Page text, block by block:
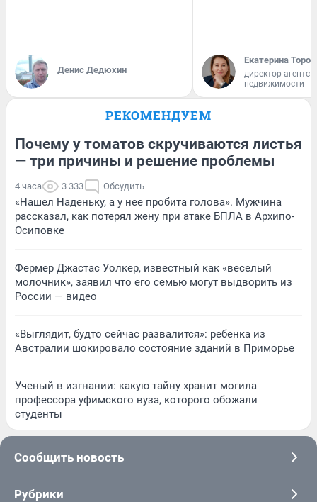
Денис Дедюхин
Екатерина
директор
недвижимости
РЕКОМЕНДУЕМ
Почему у томатов скручиваются листья
— три причины и решение проблемы
4 часа 3 333 Обсудить
«Нашел Наденьку, а у нее пробита голова». Мужчина
рассказал, как потерял жену при атаке БПЛА в Архипо-
Осиповке
Фермер Джастас Уолкер, известный как «веселый
молочник», заявил что его семью могут выдворить из
России — видео
«Выглядит, будто сейчас развалится»: ребенка из
Австралии шокировало состояние зданий в Приморье
Ученый в изгнании: какую тайну хранит могила
профессора уфимского вуза, которого обожали
студенты
Сообщить новость
Рубрики